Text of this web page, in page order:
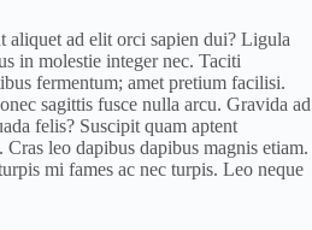
aliquet ad elit orci sapien dui? Ligula
in molestie integer nec. Taciti
fermentum; amet pretium facilisi.
sagittis fusce nulla arcu. Gravida ad
felis? Suscipit quam aptent
leo dapibus dapibus magnis etiam.
mi fames ac nec turpis. Leo neque